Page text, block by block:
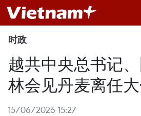
时政
越共中央总书记
林会见丹麦离任
15/06/2026 15:27